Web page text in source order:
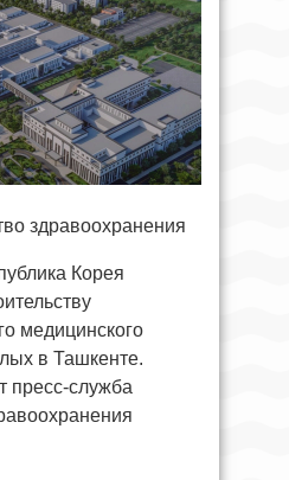
здравоохранения
Корея
медицинского
в Ташкенте.
пресс-служба